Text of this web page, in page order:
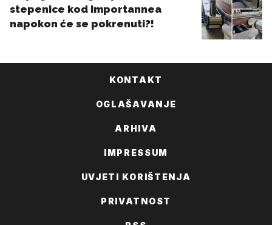
KONTAKT
OGLAŠAVANJE
ARHIVA
IMPRESSUM
UVJETI KORIŠTENJA
PRIVATNOST